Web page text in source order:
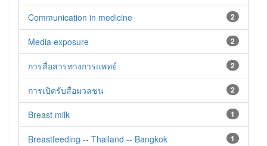
2
Communication in medicine
2
Media exposure
2
การสื่อสารทางการแพทย์
2
การเปิดรับสื่อมวลชน
1
Breast milk
1
Breastfeeding -- Thailand -- Bangkok